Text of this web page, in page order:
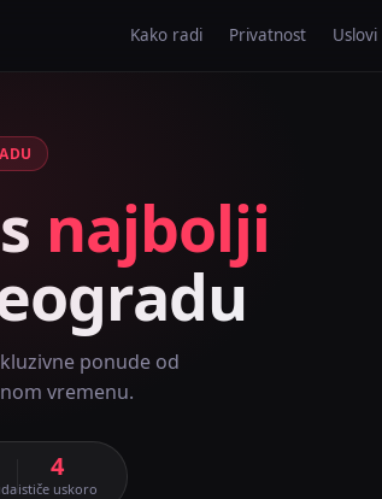
Kako radi Privatnost Uslovi
najbolji
ponude od
vremenu.
4
ističe uskoro